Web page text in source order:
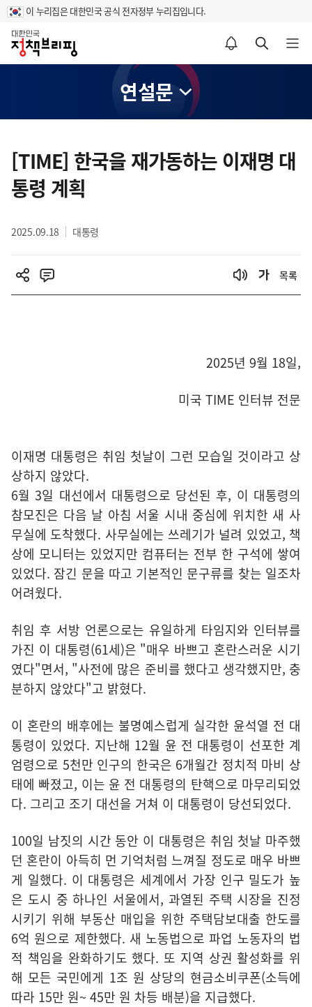
이 누리집은 대한민국 공식 전자정부 누리집입니다.
홈
알림설정 바로가기 검색 바로가기 메뉴 열기
연설문
텐
츠
영
[TIME] 한국을 재가동하는 이재명 대
통령 계획
2025.09.18 대통령
목록
2025년 9월 18일,
미국 TIME 인터뷰 전문
이재명 대통령은 취임 첫날이 그런 모습일 것이라고 상
상하지 않았다.
6월 3일 대선에서 대통령으로 당선된 후, 이 대통령의
참모진은 다음 날 아침 서울 시내 중심에 위치한 새 사
무실에 도착했다. 사무실에는 쓰레기가 널려 있었고, 책
상에 모니터는 있었지만 컴퓨터는 전부 한 구석에 쌓여
있었다. 잠긴 문을 따고 기본적인 문구류를 찾는 일조차
어려웠다.
취임 후 서방 언론으로는 유일하게 타임지와 인터뷰를
가진 이 대통령(61세)은 "매우 바쁘고 혼란스러운 시기
였다"면서, "사전에 많은 준비를 했다고 생각했지만, 충
분하지 않았다"고 밝혔다.
이 혼란의 배후에는 불명예스럽게 실각한 윤석열 전 대
통령이 있었다. 지난해 12월 윤 전 대통령이 선포한 계
엄령으로 5천만 인구의 한국은 6개월간 정치적 마비 상
태에 빠졌고, 이는 윤 전 대통령의 탄핵으로 마무리되었
다. 그리고 조기 대선을 거쳐 이 대통령이 당선되었다.
100일 남짓의 시간 동안 이 대통령은 취임 첫날 마주했
던 혼란이 아득히 먼 기억처럼 느껴질 정도로 매우 바쁘
게 일했다. 이 대통령은 세계에서 가장 인구 밀도가 높
은 도시 중 하나인 서울에서, 과열된 주택 시장을 진정
시키기 위해 부동산 매입을 위한 주택담보대출 한도를
6억 원으로 제한했다. 새 노동법으로 파업 노동자의 법
적 책임을 완화하기도 했다. 또 지역 상권 활성화를 위
해 모든 국민에게 1조 원 상당의 현금소비쿠폰(소득에
따라 15만 원~ 45만 원 차등 배분)을 지급했다.